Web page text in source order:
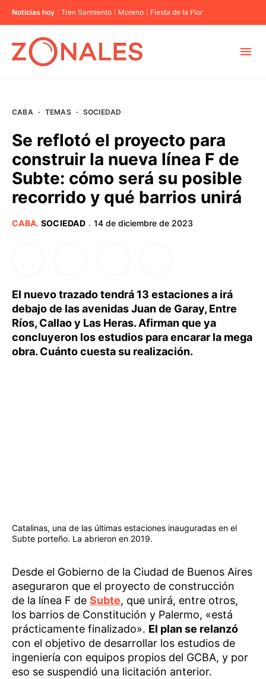
Noticias hoy Tren Sarmiento Moreno Fiesta de la Flor
BUENOS AIRES
PROVINCIAS
CABA · TEMAS · SOCIEDAD
Se reflotó el proyecto para
construir la nueva línea F de
Subte: cómo será su posible
recorrido y qué barrios unirá
CABA. SOCIEDAD · 14 de diciembre de 2023
El nuevo trazado tendrá 13 estaciones a irá
debajo de las avenidas Juan de Garay, Entre
Ríos, Callao y Las Heras. Afirman que ya
concluyeron los estudios para encarar la mega
obra. Cuánto cuesta su realización.
Catalinas, una de las últimas estaciones inauguradas en el
Subte porteño. La abrieron en 2019.
Desde el Gobierno de la Ciudad de Buenos Aires
aseguraron que el proyecto de construcción
de la línea F de Subte, que unirá, entre otros,
los barrios de Constitución y Palermo, «está
prácticamente finalizado». El plan se relanzó
con el objetivo de desarrollar los estudios de
ingeniería con equipos propios del GCBA, y por
eso se suspendió una licitación anterior.